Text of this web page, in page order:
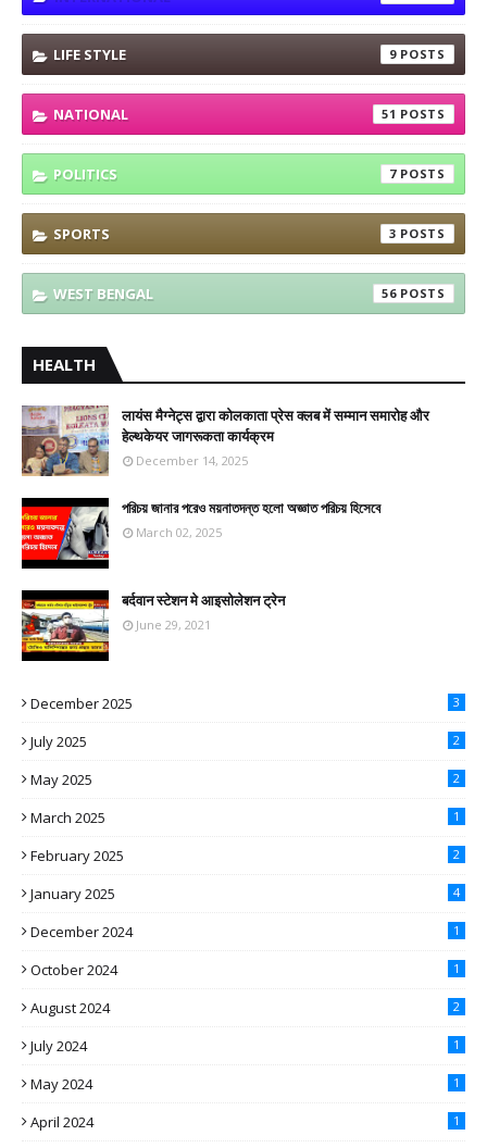
LIFE STYLE 9
NATIONAL 51
POLITICS 7
SPORTS 3
WEST BENGAL 56
HEALTH
लायंस मैग्नेट्स द्वारा कोलकाता प्रेस क्लब में सम्मान समारोह और
हेल्थकेयर जागरूकता कार्यक्रम
December 14, 2025
পরিচয় জানার পরেও ময়নাতদন্ত হলো অজ্ঞাত পরিচয় হিসেবে
March 02, 2025
बर्दवान स्टेशन मे आइसोलेशन ट्रेन
June 29, 2021
December 2025 3
July 2025 2
May 2025 2
March 2025 1
February 2025 2
January 2025 4
December 2024 1
October 2024 1
August 2024 2
July 2024 1
May 2024 1
April 2024 1